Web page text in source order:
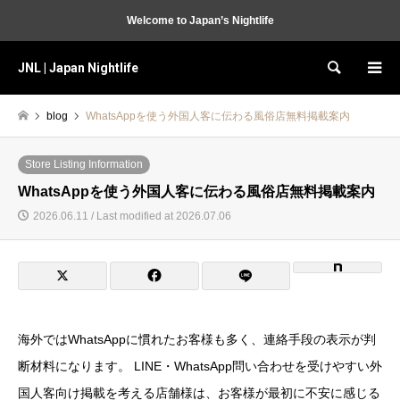
Welcome to Japan’s Nightlife
JNL | Japan Nightlife Search
blog WhatsAppを使う外国人客に伝わる風俗店無料掲載案内
Store Listing Information
WhatsAppを使う外国人客に伝わる風俗店無料掲載案内
2026.06.11 / Last modified at 2026.07.06
海外ではWhatsAppに慣れたお客様も多く、連絡手段の表示が判
断材料になります。 LINE・WhatsApp問い合わせを受けやすい外
国人客向け掲載を考える店舗様は、お客様が最初に不安に感じる